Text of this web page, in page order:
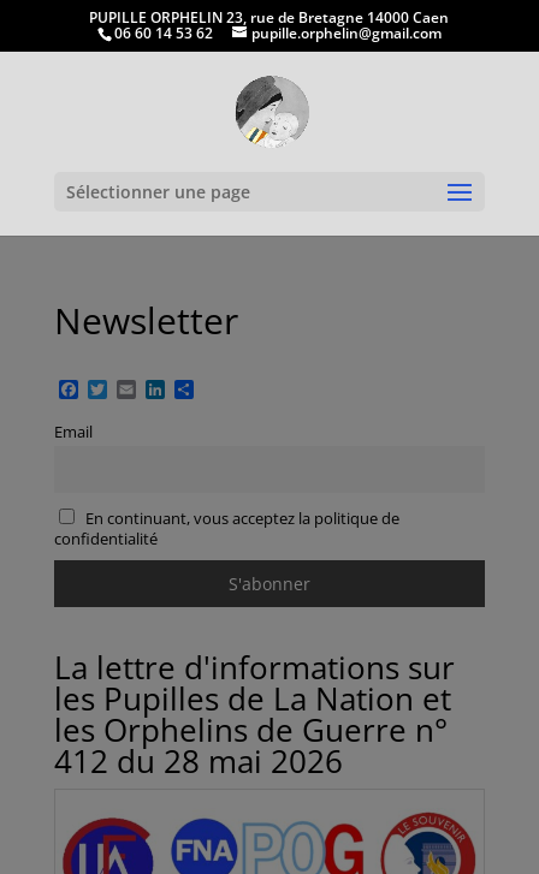
PUPILLE ORPHELIN 23, rue de Bretagne 14000 Caen
06 60 14 53 62 pupille.orphelin@gmail.com
Sélectionner une page
Newsletter
Facebook
Twitter
EmailLinkedInPartager
Email
En continuant, vous acceptez la politique de
confidentialité
La lettre d'informations sur
les Pupilles de La Nation et
les Orphelins de Guerre n°
412 du 28 mai 2026